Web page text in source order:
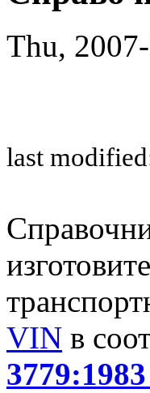
Thu,
last
VIN в
3779:1983